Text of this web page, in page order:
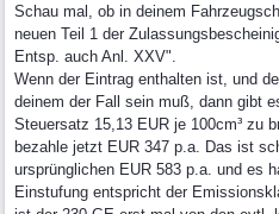
Schau mal, ob in deinem
neuen Teil 1 der
Entsp. auch Anl. XXV".
Wenn der Eintrag enthalten ist, und
deinem der Fall sein muß, dann gibt
Steuersatz 15,13 EUR je 100cm³ zu
bezahle jetzt EUR 347 p.a. Das ist
ursprünglichen EUR 583 p.a. und es
Einstufung entspricht der